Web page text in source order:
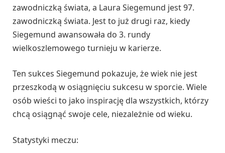
zawodniczką świata, a Laura Siegemund jest 97.
zawodniczką świata. Jest to już drugi raz, kiedy
Siegemund awansowała do 3. rundy
wielkoszlemowego turnieju w karierze.
Ten sukces Siegemund pokazuje, że wiek nie jest
przeszkodą w osiągnięciu sukcesu w sporcie. Wiele
osób wieści to jako inspirację dla wszystkich, którzy
chcą osiągnąć swoje cele, niezależnie od wieku.
Statystyki meczu: